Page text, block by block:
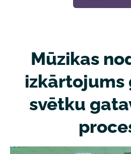
Mūzikas
izkārtojums
svētku